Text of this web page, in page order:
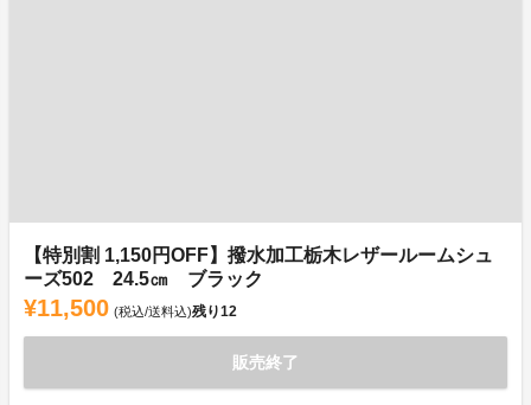
【特別割 1,150円OFF】撥水加工栃木レザールームシュ
ーズ502 24.5㎝ ブラック
¥11,500 (税込/送料込)残り12
販売終了